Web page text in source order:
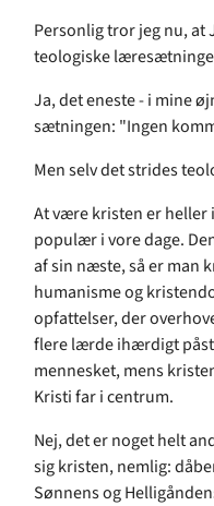
Personlig tror jeg nu, at
teologiske
Ja, det eneste - i mine
sætningen: "Ingen
Men selv det strides
At være kristen er heller
populær i vore dage.
af sin næste, så er man
humanisme og
opfattelser, der
flere lærde ihærdigt
mennesket, mens
Kristi far i centrum.
Nej, det er noget helt
sig kristen, nemlig:
Sønnens og